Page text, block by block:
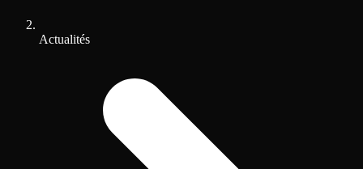
Actualités